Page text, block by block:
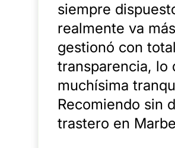
siempre
realmente va
gestionó con total
transparencia, lo
muchísima
Recomiendo sin
trastero en